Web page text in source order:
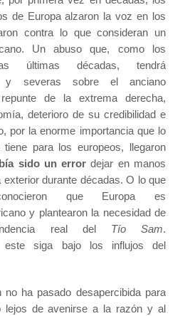
de Europa alzaron la voz en los
contra lo que consideran un
Un abuso que, como los
últimas décadas, tendrá
y severas sobre el anciano
de la extrema derecha,
deterioro de su credibilidad e
por la enorme importancia que lo
para los europeos, llegaron
sido un error dejar en manos
durante décadas. O lo que
que Europa es
y plantearon la necesidad de
real del Tío Sam.
este siga bajo los influjos del
no ha pasado desapercibida para
lejos de avenirse a la razón y al